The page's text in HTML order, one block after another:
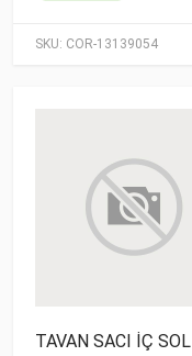
SKU: COR-13139054
TAVAN SACI İÇ SOL